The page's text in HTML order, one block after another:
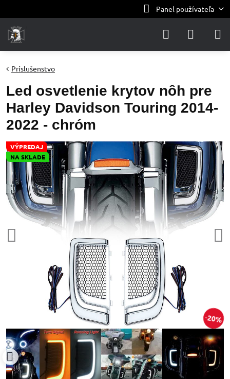
Panel používateľa
VÝPREDAJ
NA SKLADE
20%
Príslušenstvo
Led osvetlenie krytov nôh pre
Harley Davidson Touring 2014-
2022 - chróm